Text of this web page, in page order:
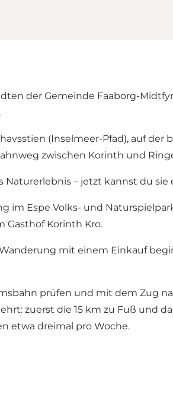
der Gemeinde Faaborg-
(Inselmeer-Pfad), auf
zwischen Korinth und
– jetzt kannst du
Espe Volks- und
Korinth Kro.
mit einem Einkauf
prüfen und mit dem Zug
zuerst die 15 km zu Fuß und
etwa dreimal pro Woche.